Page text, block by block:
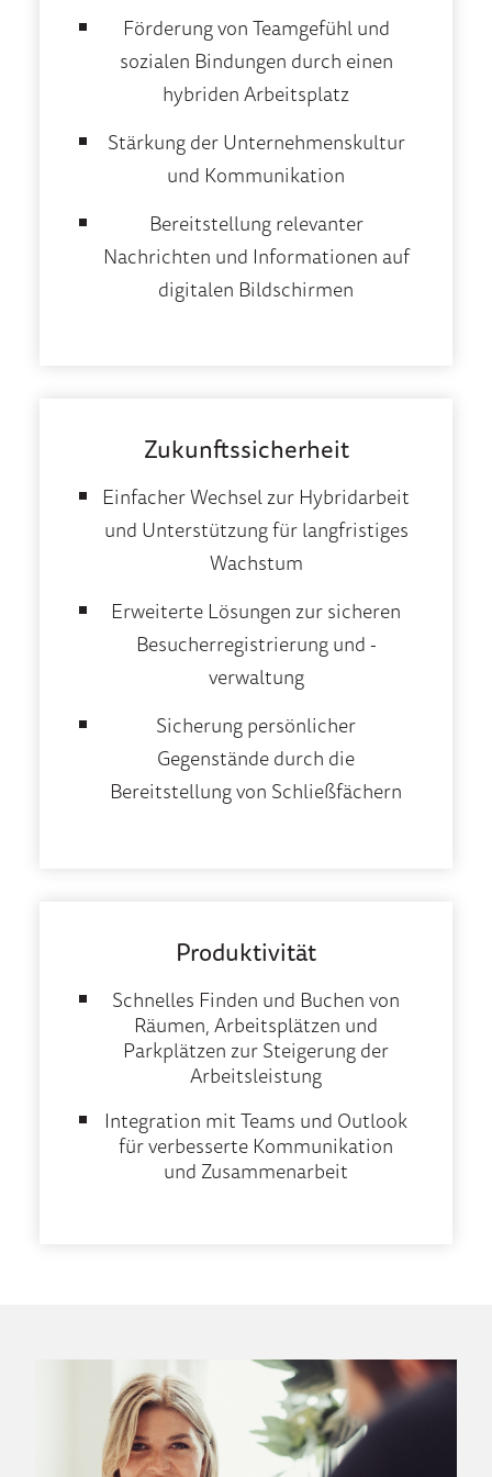
Förderung von Teamgefühl und
sozialen Bindungen durch einen
hybriden Arbeitsplatz
Stärkung der Unternehmenskultur
und Kommunikation
Bereitstellung relevanter
Nachrichten und Informationen auf
digitalen Bildschirmen
Zukunftssicherheit
Einfacher Wechsel zur Hybridarbeit
und Unterstützung für langfristiges
Wachstum
Erweiterte Lösungen zur sicheren
Besucherregistrierung und -
verwaltung
Sicherung persönlicher
Gegenstände durch die
Bereitstellung von Schließfächern
Produktivität
Schnelles Finden und Buchen von
Räumen, Arbeitsplätzen und
Parkplätzen zur Steigerung der
Arbeitsleistung
Integration mit Teams und Outlook
für verbesserte Kommunikation
und Zusammenarbeit